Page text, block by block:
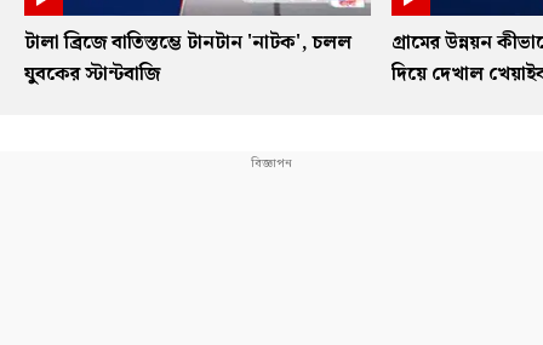
টালা ব্রিজে বাতিস্তম্ভে টানটান 'নাটক', চলল
যুবকের স্টান্টবাজি
গ্রামের উন্নয়ন
দিয়ে দেখাল